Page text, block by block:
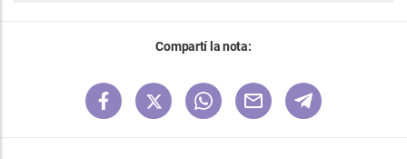
Compartí la nota: